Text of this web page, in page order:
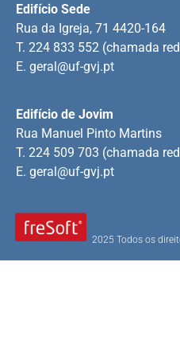
2025 Todos os
Edifício de Jovim
Rua Manuel Pinto Martins
T. 224 509 703 (chamada
E. geral@uf-gvj.pt
Edifício Sede
Rua da Igreja, 71 4420-164
T. 224 833 552 (chamada
E. geral@uf-gvj.pt